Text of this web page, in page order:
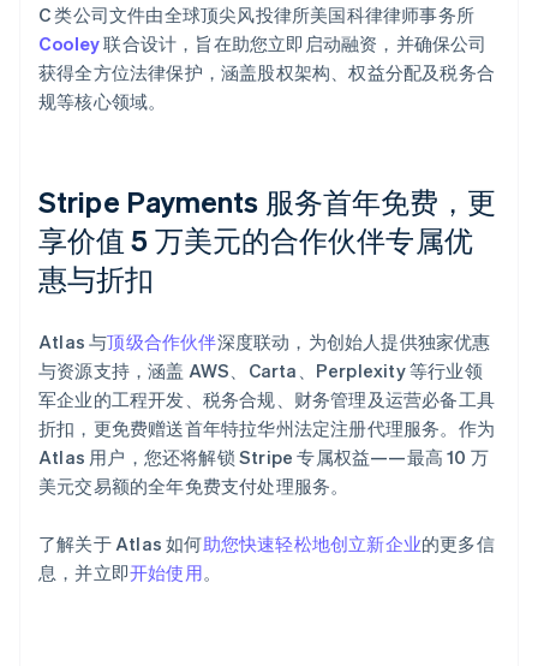
C 类公司文件由全球顶尖风投律所美国科律律师事务所
Cooley联合设计，旨在助您立即启动融资，并确保公司
获得全方位法律保护，涵盖股权架构、权益分配及税务合
规等核心领域。
Stripe Payments 服务首年免费，更
享价值 5 万美元的合作伙伴专属优
惠与折扣
Atlas 与顶级合作伙伴深度联动，为创始人提供独家优惠
与资源支持，涵盖 AWS、Carta、Perplexity 等行业领
军企业的工程开发、税务合规、财务管理及运营必备工具
折扣，更免费赠送首年特拉华州法定注册代理服务。作为
Atlas 用户，您还将解锁 Stripe 专属权益——最高 10 万
美元交易额的全年免费支付处理服务。
了解关于 Atlas 如何助您快速轻松地创立新企业的更多信
息，并立即开始使用。
阿联酋
English
English
爱沙尼亚
English
奥地利
DeutschEnglish
澳大利亚
English
PortuguêsEnglish
保加利亚
English